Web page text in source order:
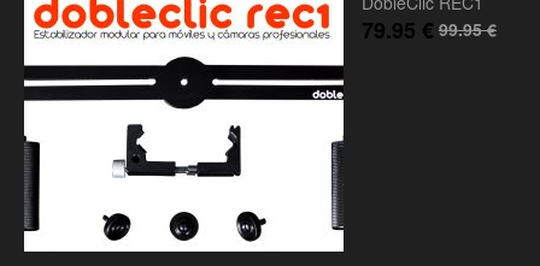
99.95€
79.95 €